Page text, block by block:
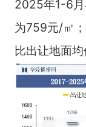
2025年1-6月
为759元/㎡
比出让地面均